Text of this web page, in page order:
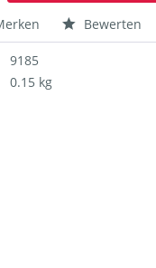
Bewerten
9185
0.15 kg